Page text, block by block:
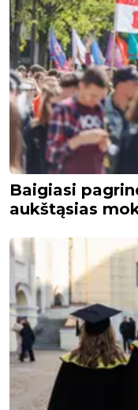
Baigiasi
aukštąsias